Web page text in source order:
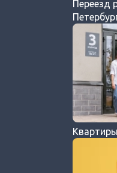
Переезд